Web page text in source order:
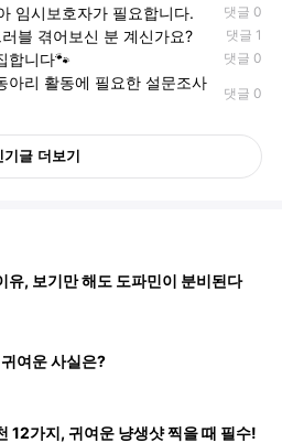
임시보호자가 필요합니다. 댓글 0
블 겪어보신 분 계신가요? 댓글 1
합니다🐾 댓글 0
아리 활동에 필요한 설문조사
댓글 0
기글 더보기
유, 보기만 해도 도파민이 분비된다
여운 사실은?
12가지, 귀여운 냥생샷 찍을 때 필수!